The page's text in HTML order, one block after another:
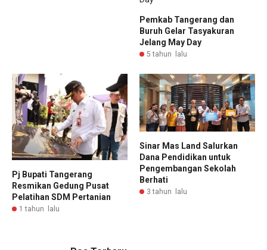
Pemkab Tangerang dan
Buruh Gelar Tasyakuran
Jelang May Day
5 tahun lalu
Pj Bupati Tangerang
Resmikan Gedung Pusat
Pelatihan SDM Pertanian
1 tahun lalu
Sinar Mas Land Salurkan
Dana Pendidikan untuk
Pengembangan Sekolah
Berhati
3 tahun lalu